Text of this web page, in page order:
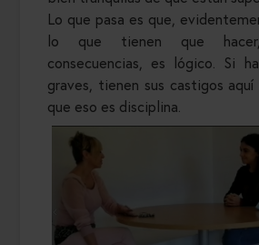
Lo que pasa es que,
lo que tienen que
consecuencias, es lógico. Si
graves, tienen sus castigos
que eso es disciplina.